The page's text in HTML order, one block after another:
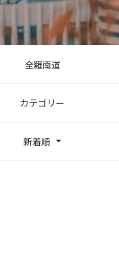
全羅南道
カテゴリー
新着順